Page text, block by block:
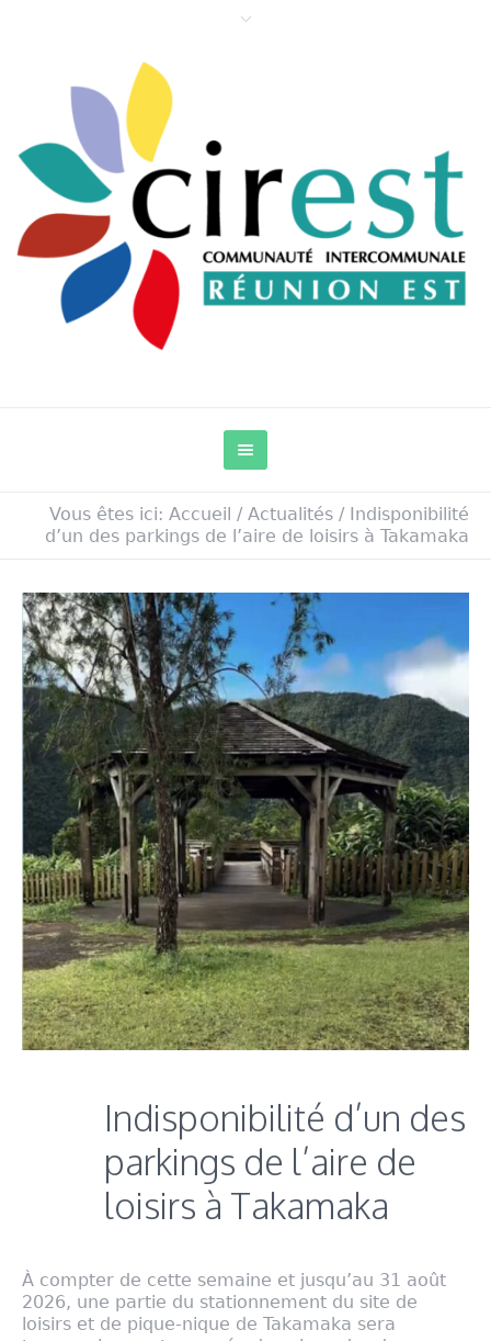
Vous êtes ici: Accueil / Actualités / Indisponibilité
d’un des parkings de l’aire de loisirs à Takamaka
Indisponibilité d’un des
parkings de l’aire de
loisirs à Takamaka
À compter de cette semaine et jusqu’au 31 août
2026, une partie du stationnement du site de
loisirs et de pique-nique de Takamaka sera